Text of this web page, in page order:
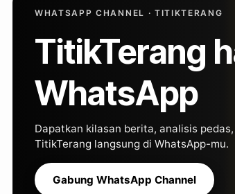
WHATSAPP CHANNEL · TITIKTERANG
TitikTerang
WhatsApp
Dapatkan kilasan berita, analisis
TitikTerang langsung di WhatsApp-mu.
Gabung WhatsApp Channel